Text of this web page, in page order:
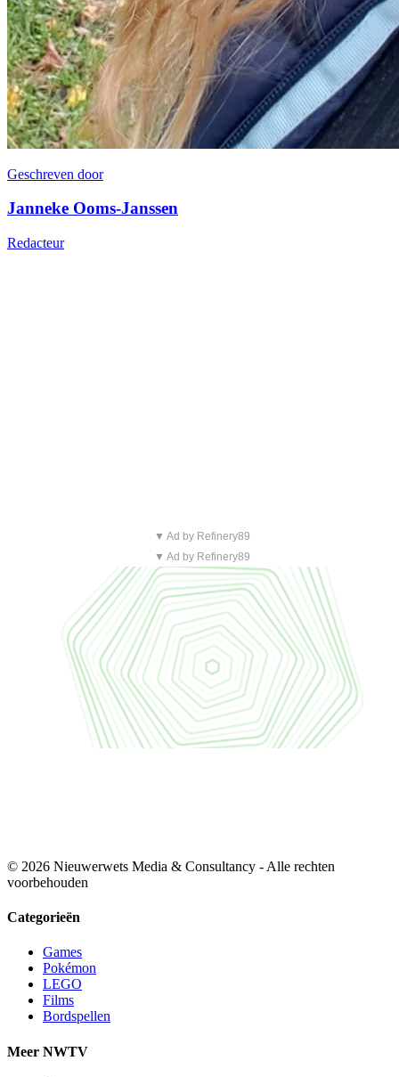
Geschreven door
Janneke Ooms-Janssen
Redacteur
▼ Ad by Refinery89
▼ Ad by Refinery89
© 2026 Nieuwerwets Media & Consultancy - Alle rechten
voorbehouden
Categorieën
Games
Pokémon
LEGO
Films
Bordspellen
Meer NWTV